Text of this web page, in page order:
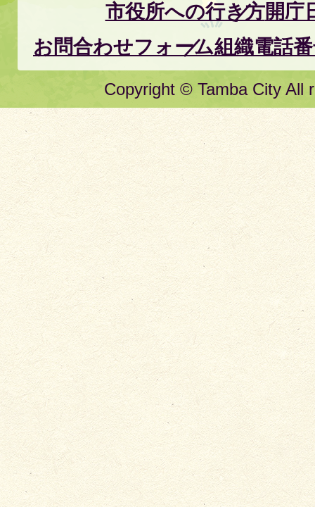
市役所への行き方開庁
お問合わせフォーム組織電話
Copyright © Tamba City All